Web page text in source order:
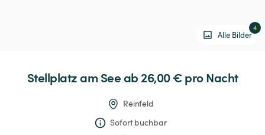
Alle Bilder
4
Stellplatzam See ab 26,00 € pro Nacht
Reinfeld
Sofort buchbar